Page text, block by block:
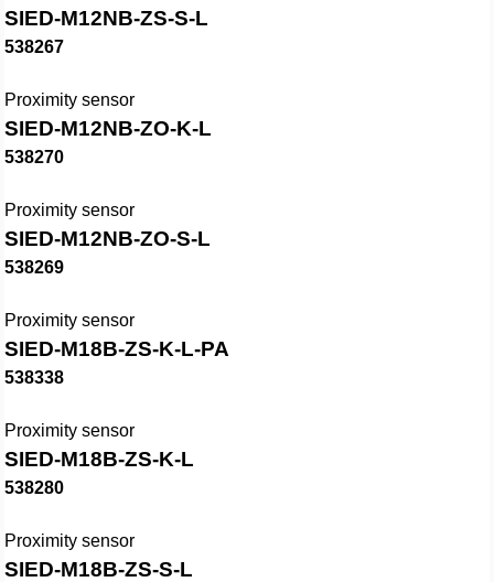
SIED-M12NB-ZS-S-L
538267
Proximity sensor
SIED-M12NB-ZO-K-L
538270
Proximity sensor
SIED-M12NB-ZO-S-L
538269
Proximity sensor
SIED-M18B-ZS-K-L-PA
538338
Proximity sensor
SIED-M18B-ZS-K-L
538280
Proximity sensor
SIED-M18B-ZS-S-L